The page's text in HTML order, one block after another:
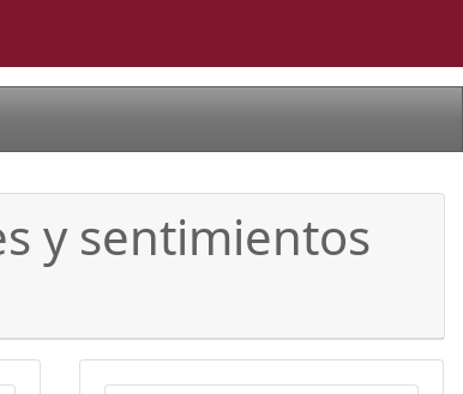
y sentimientos